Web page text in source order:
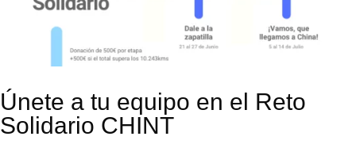
Únete a tu equipo en el Reto
Solidario CHINT